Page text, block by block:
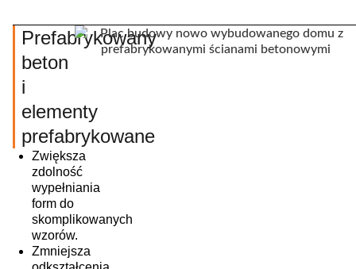
Prefabrykowany
beton
i
elementy
prefabrykowane
Zwiększa
zdolność
wypełniania
form do
skomplikowanych
wzorów.
Zmniejsza